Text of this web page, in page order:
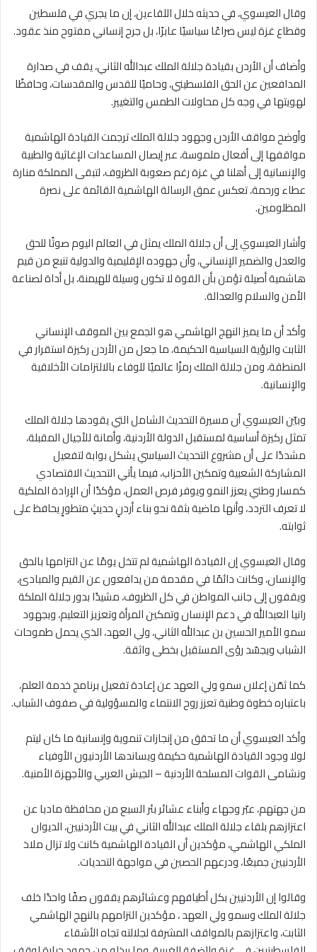
وقال العيسوي، في حديثه خلال اللقاءين، إن ما يجري في فلسطين
وقطاع غزة ليس صراعًا سياسيًا عابرًا، بل جرح إنساني مفتوح منذ عقود.
وأضاف أن الأردن بقيادة جلالة الملك عبدالله الثاني، يقف في صدارة
المدافعين عن الحق الفلسطيني، وحاميًا للقدس والمقدسات، وحافظًا
لهويتها في وجه كل محاولات الطمس والتغيير.
وأوضح مواقف الأردن وجهود جلالة الملك ترجمت القيادة الهاشمية
مواقفها إلى أفعال ملموسة، عبر إيصال المساعدات الإغاثية والطبية
والإنسانية إلى أهلنا في غزة رغم صعوبة الظروف، لتبقى المملكة منارة
عطاء ورحمة، تعكس عمق الرسالة الهاشمية القائمة على نصرة
المظلومين.
وأشار العيسوي إلى أن جلالة الملك يمثل في العالم اليوم صوتًا للحق
والعدل والضمير الإنساني، وأن جهوده الإقليمية والدولية تنبع من قيم
هاشمية أصيلة تؤمن بأن القوة لا تكون وسيلة للهيمنة، بل أداة لصناعة
الأمن والسلام والعدالة.
وأكد أن ما يميز النهج الهاشمي هو الجمع بين الموقف الإنساني
الثابت والرؤية السياسية الحكيمة، ما جعل من الأردن ركيزة استقرار في
المنطقة، ومن جلالة الملك رمزًا عالميًا للوفاء بالالتزامات الأخلاقية
والإنسانية.
وبيّن العيسوي أن مسيرة التحديث الشامل التي يقودها جلالة الملك
تمثل ركيزة أساسية لمستقبل الدولة الأردنية، وأمانة للأجيال المقبلة،
مشددًا على أن مشروع التحديث السياسي يشكل بوابة لتفعيل
المشاركة الشعبية وتمكين الأحزاب، فيما يأتي التحديث الاقتصادي
كمسار وطني يعزز النمو ويوفر فرص العمل، مؤكدًا أن الإرادة الملكية
لا تعرف التردد، وأنها ماضية بثقة نحو بناء أردنٍ حديثٍ متطورٍ يحافظ على
ثوابته.
وقال العيسوي إن القيادة الهاشمية لم تتخل يومًا عن التزامها بالحق
والإنسان، وكانت دائمًا في مقدمة من يدافعون عن القيم والمبادئ،
ويقفون إلى جانب المواطن في كل الظروف، مشيدًا بدور جلالة الملكة
رانيا العبدالله في دعم الإنسان وتمكين المرأة وتعزيز التعليم، وبجهود
سمو الأمير الحسين بن عبدالله الثاني، ولي العهد، الذي يحمل طموحات
الشباب ويجسّد رؤى المستقبل بخطى واثقة.
كما ثمّن إعلان سمو ولي العهد عن إعادة تفعيل برنامج خدمة العلم،
باعتباره خطوة وطنية تعزز روح الانتماء والمسؤولية في صفوف الشباب.
وأكد العيسوي أن ما تحقق من إنجازات تنموية وإنسانية ما كان ليتم
لولا وجود القيادة الهاشمية حكيمة ويساندها الأردنيون الأوفياء
ونشامى القوات المسلحة الأردنية – الجيش العربي والأجهزة الأمنية.
من جهتهم، عبّر وجهاء وأبناء عشائر بئر السبع من محافظة مادبا عن
اعتزازهم بلقاء جلالة الملك عبدالله الثاني في بيت الأردنيين، الديوان
الملكي الهاشمي، مؤكدين أن القيادة الهاشمية كانت ولا تزال ملاذ
الأردنيين جميعًا، ودرعهم الحصين في مواجهة التحديات.
وقالوا إن الأردنيين بكل أطيافهم وعشائرهم يقفون صفًا واحدًا خلف
جلالة الملك وسمو ولي العهد ، مؤكدين التزامهم بالنهج الهاشمي
الثابت، واعتزازهم بالمواقف المشرفة لجلالته تجاه الأشقاء